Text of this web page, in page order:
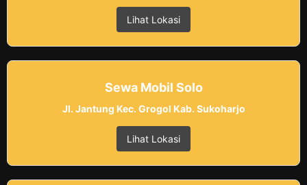
Lihat Lokasi
Sewa Mobil Solo
Jl. Jantung Kec. Grogol Kab. Sukoharjo
Lihat Lokasi